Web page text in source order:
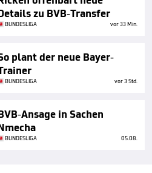
zu BVB-Transfer
BUNDESLIGA vor 33 Min.
plant der neue Bayer-
BUNDESLIGA vor 3 Std.
Ansage in Sachen
BUNDESLIGA 05.08.